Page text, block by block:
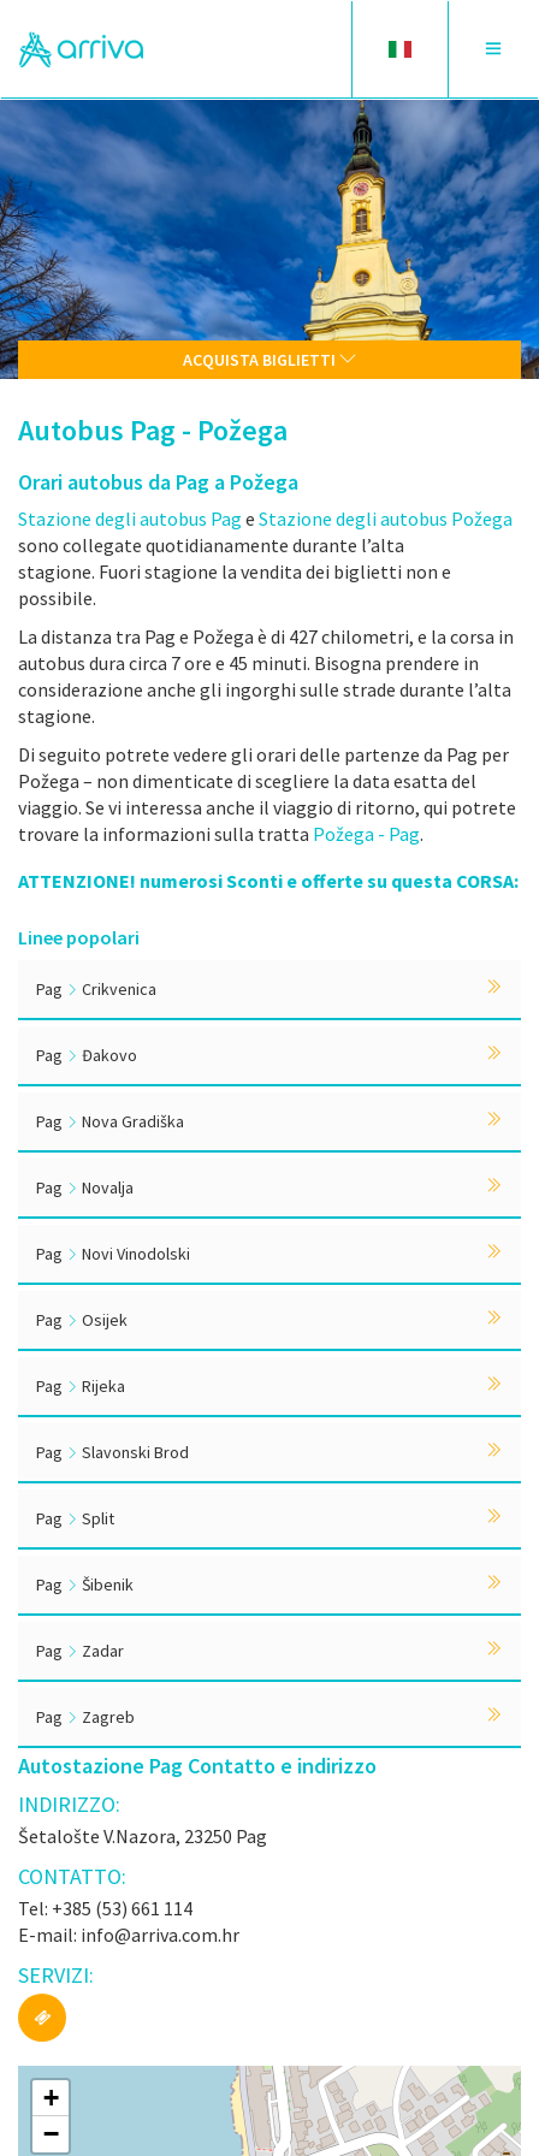
Toggle
Toggle
ACQUISTA BIGLIETTI
Autobus Pag - Požega
Orari autobus da Pag a Požega
Stazione degli autobus Pag e Stazione degli autobus Požega
sono collegate quotidianamente durante l’alta
stagione. Fuori stagione la vendita dei biglietti non e
possibile.
La distanza tra Pag e Požega è di 427 chilometri, e la corsa in
autobus dura circa 7 ore e 45 minuti. Bisogna prendere in
considerazione anche gli ingorghi sulle strade durante l’alta
stagione.
Di seguito potrete vedere gli orari delle partenze da Pag per
Požega – non dimenticate di scegliere la data esatta del
viaggio. Se vi interessa anche il viaggio di ritorno, qui potrete
trovare la informazioni sulla tratta Požega - Pag.
ATTENZIONE! numerosi Sconti e offerte su questa CORSA:
Linee popolari
Pag Crikvenica
Pag Đakovo
Pag Nova Gradiška
Pag Novalja
Pag Novi Vinodolski
Pag Osijek
Pag Rijeka
Pag Slavonski Brod
Pag Split
Pag Šibenik
Pag Zadar
Pag Zagreb
Autostazione Pag Contatto e indirizzo
INDIRIZZO:
Šetalošte V.Nazora, 23250 Pag
CONTATTO:
Tel: +385 (53) 661 114
E-mail: info@arriva.com.hr
SERVIZI:
+
−